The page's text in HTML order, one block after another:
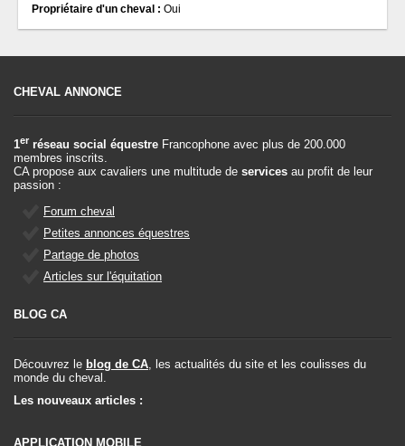
Propriétaire d'un cheval : Oui
CHEVAL ANNONCE
1er réseau social équestre Francophone avec plus de 200.000
membres inscrits.
CA propose aux cavaliers une multitude de services au profit de leur
passion :
Forum cheval
Petites annonces équestres
Partage de photos
Articles sur l'équitation
BLOG CA
Découvrez le blog de CA, les actualités du site et les coulisses du
monde du cheval.
Les nouveaux articles :
APPLICATION MOBILE